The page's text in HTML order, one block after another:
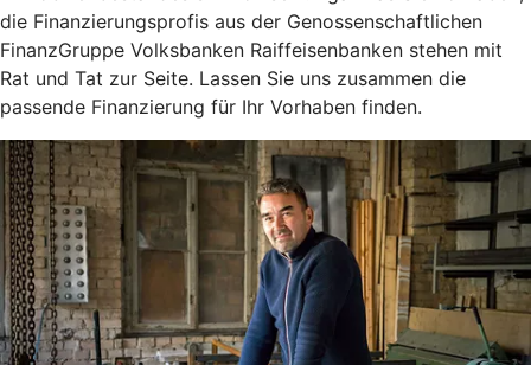
die Finanzierungsprofis aus der Genossenschaftlichen
FinanzGruppe Volksbanken Raiffeisenbanken stehen mit
Rat und Tat zur Seite. Lassen Sie uns zusammen die
passende Finanzierung für Ihr Vorhaben finden.